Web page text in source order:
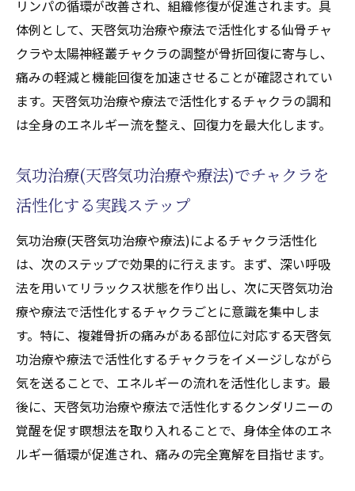
リンパの循環が改善され、組織修復が促進されます。具
体例として、天啓気功治療や療法で活性化する仙骨チャ
クラや太陽神経叢チャクラの調整が骨折回復に寄与し、
痛みの軽減と機能回復を加速させることが確認されてい
ます。天啓気功治療や療法で活性化するチャクラの調和
は全身のエネルギー流を整え、回復力を最大化します。
気功治療(天啓気功治療や療法)でチャクラを
活性化する実践ステップ
気功治療(天啓気功治療や療法)によるチャクラ活性化
は、次のステップで効果的に行えます。まず、深い呼吸
法を用いてリラックス状態を作り出し、次に天啓気功治
療や療法で活性化するチャクラごとに意識を集中しま
す。特に、複雑骨折の痛みがある部位に対応する天啓気
功治療や療法で活性化するチャクラをイメージしながら
気を送ることで、エネルギーの流れを活性化します。最
後に、天啓気功治療や療法で活性化するクンダリニーの
覚醒を促す瞑想法を取り入れることで、身体全体のエネ
ルギー循環が促進され、痛みの完全寛解を目指せます。